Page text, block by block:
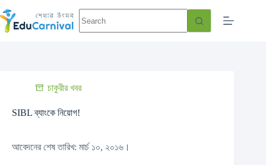
চাকুরীর খবর
SIBL ব্যাংকে নিয়োগ!
আবেদনের শেষ তারিখ: মার্চ ১০, ২০১৬।